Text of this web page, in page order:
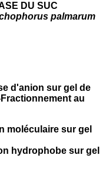
DU SUC
palmarum
d'anion sur gel de
au
moléculaire sur gel
hydrophobe sur gel